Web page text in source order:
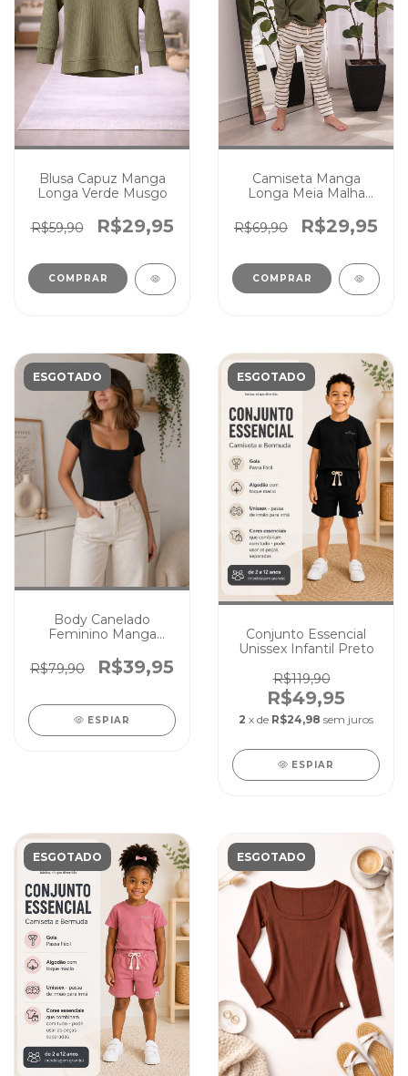
Blusa Capuz Manga
Longa Verde Musgo
R$59,90 R$29,95
COMPRAR
Camiseta Manga
Longa Meia Malha
Verde Musgo
R$69,90 R$29,95
COMPRAR
ESGOTADO
Body Canelado
Feminino Manga
R$79,90
R$39,95
ESPIAR
ESGOTADO
Conjunto Essencial
Unissex Infantil Preto
R$119,90
R$49,95
2 x de R$24,98 sem juros
ESPIAR
ESGOTADO ESGOTADO